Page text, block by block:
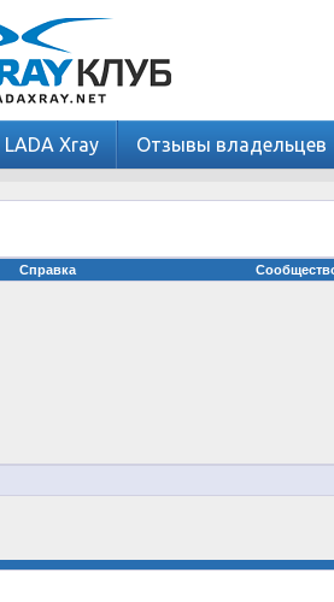
LADA Xray Отзывы владельцев
Справка